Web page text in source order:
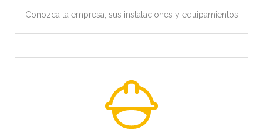
Conozca la empresa, sus instalaciones y equipamientos